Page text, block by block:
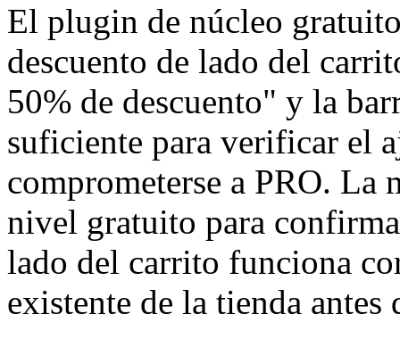
El plugin de núcleo
descuento de lado del
50% de descuento" y la
suficiente para verificar el
comprometerse a PRO.
nivel gratuito para
lado del carrito funciona
existente de la tienda